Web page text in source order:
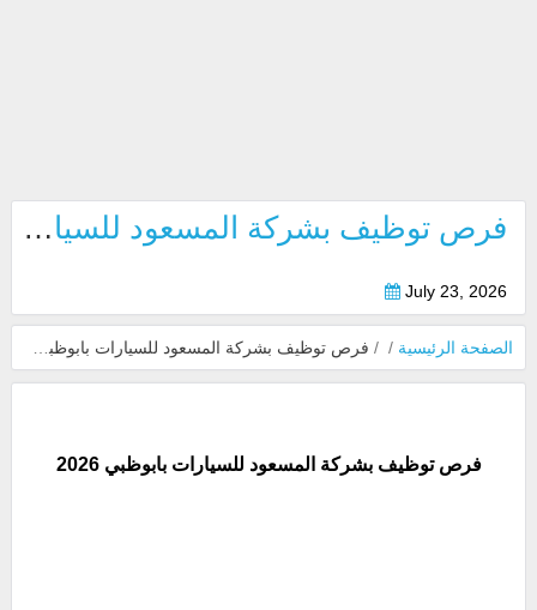
فرص توظيف بشركة المسعود للسيارات بابوظبي 2026
July 23, 2026
الصفحة الرئيسية /
/ فرص توظيف بشركة المسعود للسيارات بابوظبي 2026
فرص توظيف بشركة المسعود للسيارات بابوظبي 2026